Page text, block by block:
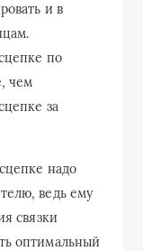
и в
по
чем
за
надо
ведь ему
связки
оптимальный